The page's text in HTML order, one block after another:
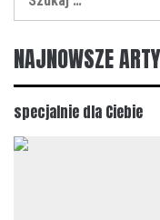
NAJNOWSZE
specjalnie dla Ciebie